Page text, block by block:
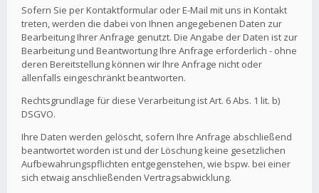
Sofern Sie per Kontaktformular oder E-Mail mit uns in Kontakt
treten, werden die dabei von Ihnen angegebenen Daten zur
Bearbeitung Ihrer Anfrage genutzt. Die Angabe der Daten ist zur
Bearbeitung und Beantwortung Ihre Anfrage erforderlich - ohne
deren Bereitstellung können wir Ihre Anfrage nicht oder
allenfalls eingeschränkt beantworten.
Rechtsgrundlage für diese Verarbeitung ist Art. 6 Abs. 1 lit. b)
DSGVO.
Ihre Daten werden gelöscht, sofern Ihre Anfrage abschließend
beantwortet worden ist und der Löschung keine gesetzlichen
Aufbewahrungspflichten entgegenstehen, wie bspw. bei einer
sich etwaig anschließenden Vertragsabwicklung.